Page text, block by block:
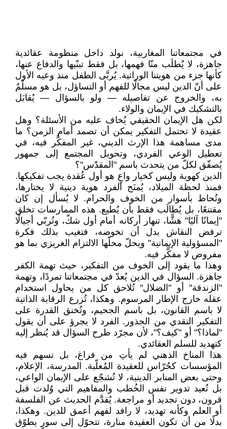
في مجتمعاتنا المغاربية، نولد داخل منظومة عقائدية
جاهزة، لا يُطلَب منّا فهمها، بل فقط تبنّيها والدفاع عنها،
كأنها جزء من هويتنا الوراثية. يُربَّى الطفل منذ وعيه الأول
على أنّ الدين ليس مجالًا للفهم أو التساؤل، بل هو مسلّمٌ
به، والخروج عن تفاصيله — ولو بالسؤال — يُقابَل
بالتشكيك في الإيمان والولاء.
لكن هل الإيمان الحقيقي يُخاف عليه من الأسئلة؟ وهل
عقيدة لا تحتمل التفكير يمكن أن تصمد أمام الزمن؟ ما
مدى مساهمة هذا الإرث الديني، غير المفكَّر فيه، في
تعطيل الوعي الفردي، وتحويل المجتمع إلى جمهور
يُصفّق لكلّ من يتحدث باسم "المقدّس"؟
الدين كهوية وليس كخيار واعٍ هو أول عُقدة يجب تفكيكها.
فمنذ لحظة الميلاد، يُمنَح الفرد هوية دينية لا يختارها،
وتُحاط بأسوار من الخوف والحرام. لا يُسأل إن كان
مقتنعًا، بل يُطالَب فقط بأن يُطيع. هذه الممارسات تخلق
"إيمانًا آليًا" هشًّا، تنهار أركانه أمام أول شكّ، وتُربّي أجيالًا
ترفض النقاش بدل أن تخوضه، فتغيب بذلك فكرة
"المسؤولية الإيمانية" ويحلّ محلّها الالتزام الغريزي بما هو
مفروض لا مفكَّر فيه.
وهذا ما يقود إلى الخوف من التفكير، حيث تهمة الكفر
جاهزة. السؤال في الدين يُعدّ في مجتمعاتنا تمردًا، وتهمة
"الزندقة" أو "الضلال" تُلاحق كل من يحاول استخدام
عقله خارج الإطار المرسوم. وهكذا، تُزرع الرقابة الذاتية
لا باسم القانون، بل باسم الجحيم، وتُخنق القدرة على
التفكير النقدي من الجذور. الفرد لا يجرؤ على أن يقول
"لماذا؟" أو "كيف؟"، لأن مجرّد طرح السؤال قد يُنظر إليه
كتهديد للسلم العقائدي.
هذا المناخ الذهني لم يأتِ من فراغ، بل تسهم فيه
المؤسسات كحُرّاس للعقيدة المُعلّبة. المدرسة، الإعلام،
وحتى بعض المنابر الدينية، لا تُشجّع على الإيمان الواعي،
بل تُعيد تدوير نفس الخُطب والمفاهيم التي وُلدت قبل
قرون، دون تجديد أو مراجعة. يُقدَّم الحديث عن الفلسفة
أو العلم وكأنه تهديد، لا رافد لفهم أعمق للدين. وهكذا،
بدلًا من أن تكون العقيدة منارة، تتحوّل إلى سورٍ يطوّق